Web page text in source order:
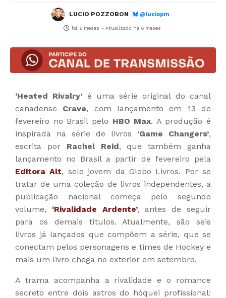
LUCIO POZZOBON @luciopm
há 6 meses - Atualizado há 6 meses
‘Heated Rivalry’ é uma série original do canal
canadense Crave, com lançamento em 13 de
fevereiro no Brasil pelo HBO Max. A produção é
inspirada na série de livros ‘Game Changers’,
escrita porRachel Reid, que também ganha
lançamento no Brasil a partir de fevereiro pela
Editora Alt, selo jovem da Globo Livros. Por se
tratar de uma coleção de livros independentes, a
publicação nacional começa pelo segundo
volume, ‘Rivalidade Ardente’, antes de seguir
para os demais títulos. Atualmente, são seis
livros já lançados que compõem a série, que se
conectam pelos personagens e times de Hockey e
mais um livro chega no exterior em setembro.
A trama acompanha a rivalidade e o romance
secreto entre dois astros do hóquei profissional: